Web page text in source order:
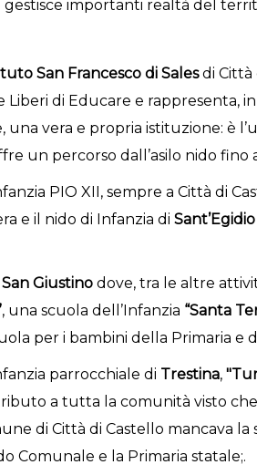
gestisce importanti realtà del
San Francesco di Salesdi Città
Liberi di Educare e rappresenta,
una vera e propria istituzione: è
un percorso dall’asilo nido fino
PIO XII, sempre a Città di
e il nido di Infanzia di
San Giustinodove, tra le altre
, una scuola dell’Infanzia “Santa
per i bambini della Primaria e
parrocchiale di Trestina,
a tutta la comunità visto che
di Città di Castello mancava la
Comunale e la Primaria statale;.